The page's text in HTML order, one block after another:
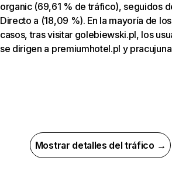
organic (69,61 % de tráfico), seguidos
Directo a (18,09 %). En la mayoría de los
casos, tras visitar golebiewski.pl, los
se dirigen a premiumhotel.pl y
Mostrar detalles del tráfico →